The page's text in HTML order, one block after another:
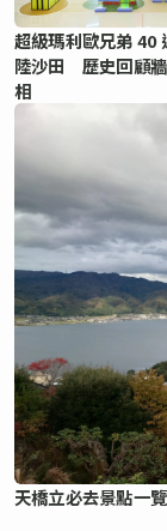
超級瑪利歐兄弟 40
陸沙田 歷史回顧
相
天橋立必去景點一